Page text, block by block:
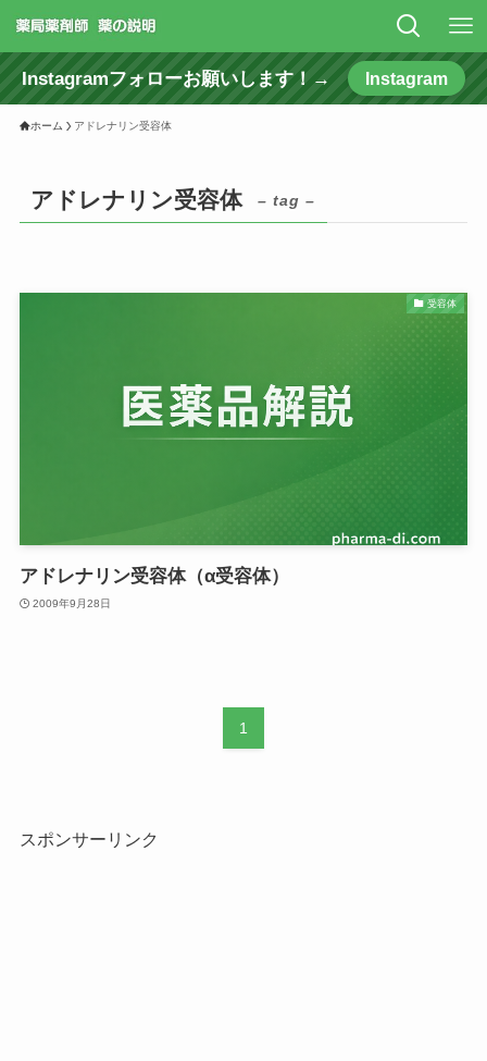
Instagramフォローお願いします！→ Instagram
ホーム アドレナリン受容体
アドレナリン受容体 – tag –
受容体
アドレナリン受容体（α受容体）
2009年9月28日
1
スポンサーリンク